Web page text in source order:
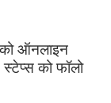
ऑनलाइन
को फॉलो